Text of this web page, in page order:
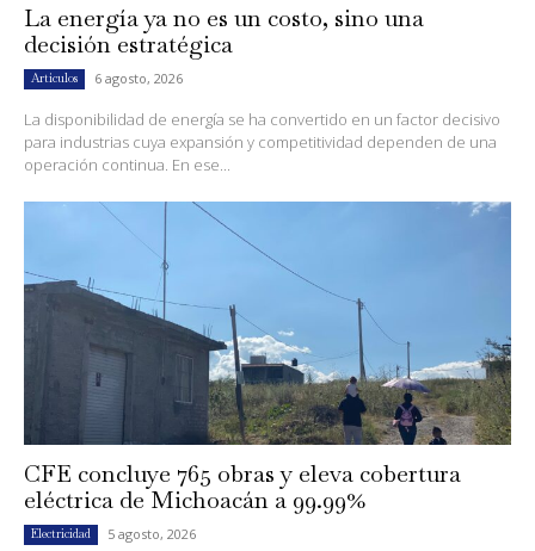
La energía ya no es un costo, sino una
decisión estratégica
Artículos 6 agosto, 2026
La disponibilidad de energía se ha convertido en un factor decisivo
para industrias cuya expansión y competitividad dependen de una
operación continua. En ese...
CFE concluye 765 obras y eleva cobertura
eléctrica de Michoacán a 99.99%
Electricidad 5 agosto, 2026